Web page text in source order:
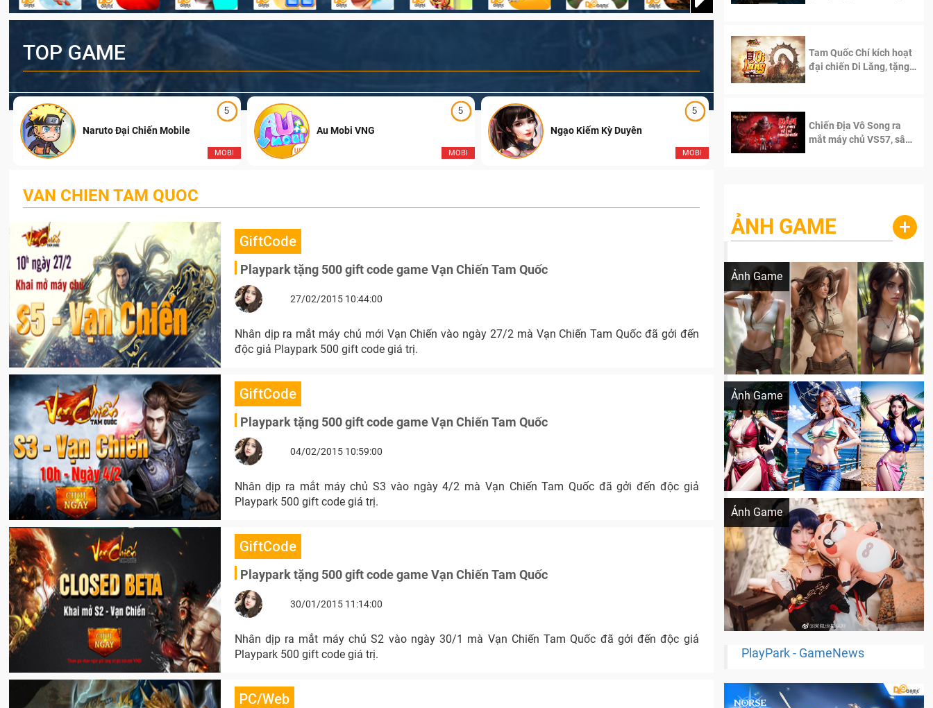
TOP GAME
5
MOBI
Naruto Đại Chiến Mobile
5
MOBI
Au Mobi VNG
5
MOBI
Ngạo Kiếm Kỳ Duyên Ngạo Thiên Mobile
VAN CHIEN TAM QUOC
GiftCode
Playpark tặng 500 gift code game Vạn Chiến Tam Quốc
27/02/2015 10:44:00
Nhân dịp ra mắt máy chủ mới Vạn Chiến vào ngày 27/2 mà Vạn Chiến Tam Quốc đã gởi đến
độc giả Playpark 500 gift code giá trị.
GiftCode
Playpark tặng 500 gift code game Vạn Chiến Tam Quốc
04/02/2015 10:59:00
Nhân dịp ra mắt máy chủ S3 vào ngày 4/2 mà Vạn Chiến Tam Quốc đã gởi đến độc giả
Playpark 500 gift code giá trị.
GiftCode
Playpark tặng 500 gift code game Vạn Chiến Tam Quốc
30/01/2015 11:14:00
Nhân dịp ra mắt máy chủ S2 vào ngày 30/1 mà Vạn Chiến Tam Quốc đã gởi đến độc giả
Playpark 500 gift code giá trị.
PC/Web
Tam Quốc Chí kích hoạt
đại chiến Di Lăng, tặng
Chiến Địa Vô Song ra
mắt máy chủ VS57, sân
ẢNH GAME +
Ảnh Game
Lala Croft vừa nóng vừa xinh dưới nét vẽ
Ảnh Game
Khi AI Cosplay gái đẹp One Piece
Ảnh Game
Cosplay Xiangling siêu cute
PlayPark - GameNews